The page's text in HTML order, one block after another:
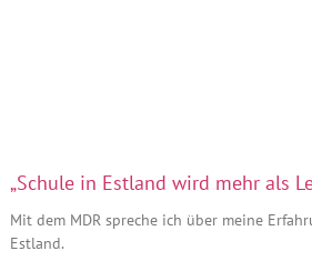
„Schule in Estland wird mehr als
Mit dem MDR spreche ich über meine
Estland.